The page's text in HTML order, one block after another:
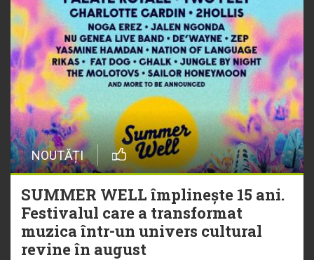
NOUTĂȚI
SUMMER WELL împlinește 15 ani.
Festivalul care a transformat
muzica într-un univers cultural
revine în august